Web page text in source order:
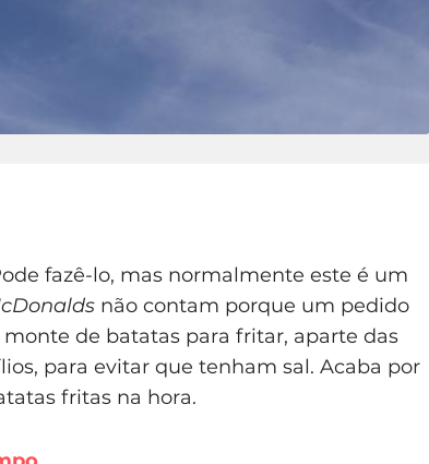
fazê-lo, mas normalmente este é um
não contam porque um pedido
de batatas para fritar, aparte das
para evitar que tenham sal. Acaba por
fritas na hora.